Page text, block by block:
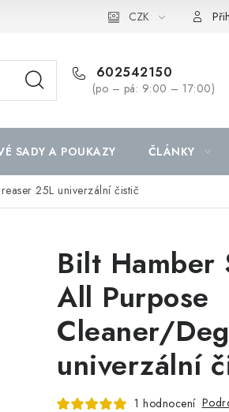
CZK
602542150
(po – pá: 9:00 – 17:00)
SADY A POUKAZY ČLÁNKY
25L univerzální čistič
Bilt Hamber
All Purpose
Cleaner/
univerzální
1 hodnocení